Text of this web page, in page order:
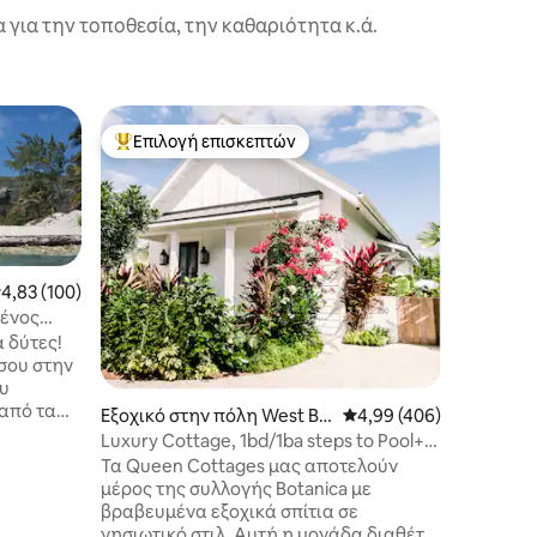
την τοποθεσία, την καθαριότητα κ.ά.
βαθμολογία: 4,83 στα 5, 100 κριτικές
4,83 (100)
δύτες!
στην
τα
Κορυφαία επιλογή επισκεπτών
Επιλογή επισκεπτών
Εξοχικό στην πόλη West Ba
y
Μέση βαθμολογία:
4,99 (406)
Luxury Cottage, 1bd/1ba steps to Pool+7
Mile Beach
Τα Queen Cottages μας αποτελούν
μέρος της συλλογής Botanica με
βραβευμένα εξοχικά σπίτια σε